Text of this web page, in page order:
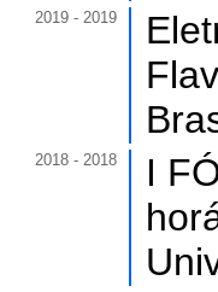
2019 - 2019
2018 - 2018
I